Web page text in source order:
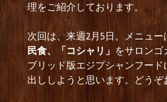
理をご紹介しております。
次回は、来週2月5日。メニュー
民食、「コシャリ」 をサロンゴ
ブリッド版エジプシャンフード
出ししようと思います。どうぞ